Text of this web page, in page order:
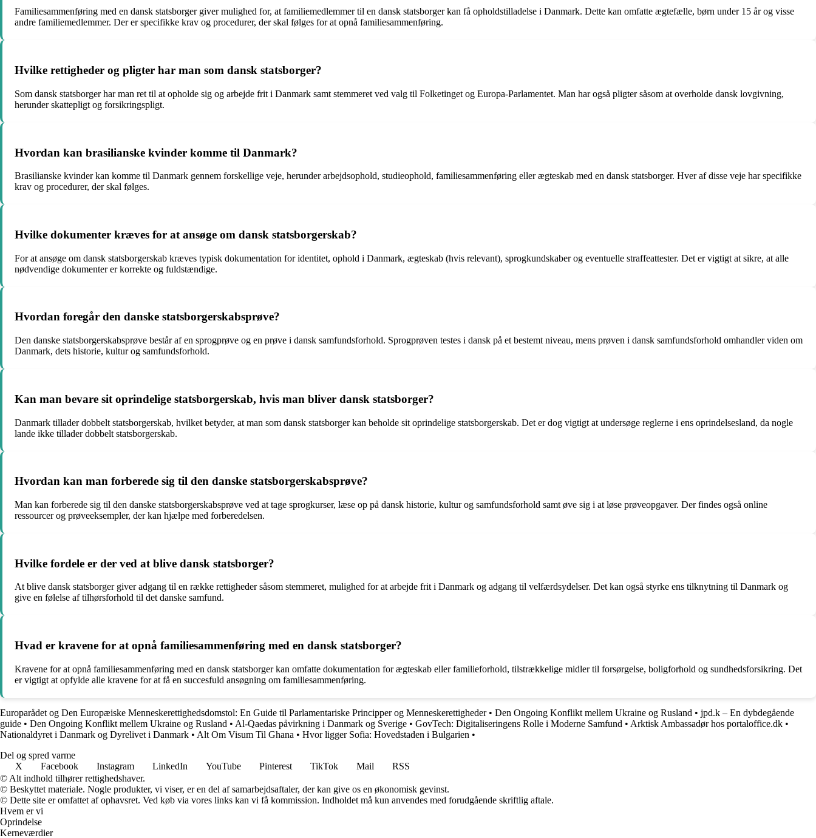
Familiesammenføring med en dansk statsborger giver mulighed for, at familiemedlemmer til en dansk statsborger kan få opholdstilladelse i Danmark. Dette kan omfatte ægtefælle, børn under 15 år og visse
andre familiemedlemmer. Der er specifikke krav og procedurer, der skal følges for at opnå familiesammenføring.
Hvilke rettigheder og pligter har man som dansk statsborger?
Som dansk statsborger har man ret til at opholde sig og arbejde frit i Danmark samt stemmeret ved valg til Folketinget og Europa-Parlamentet. Man har også pligter såsom at overholde dansk lovgivning,
herunder skattepligt og forsikringspligt.
Hvordan kan brasilianske kvinder komme til Danmark?
Brasilianske kvinder kan komme til Danmark gennem forskellige veje, herunder arbejdsophold, studieophold, familiesammenføring eller ægteskab med en dansk statsborger. Hver af disse veje har specifikke
krav og procedurer, der skal følges.
Hvilke dokumenter kræves for at ansøge om dansk statsborgerskab?
For at ansøge om dansk statsborgerskab kræves typisk dokumentation for identitet, ophold i Danmark, ægteskab (hvis relevant), sprogkundskaber og eventuelle straffeattester. Det er vigtigt at sikre, at alle
nødvendige dokumenter er korrekte og fuldstændige.
Hvordan foregår den danske statsborgerskabsprøve?
Den danske statsborgerskabsprøve består af en sprogprøve og en prøve i dansk samfundsforhold. Sprogprøven testes i dansk på et bestemt niveau, mens prøven i dansk samfundsforhold omhandler viden om
Danmark, dets historie, kultur og samfundsforhold.
Kan man bevare sit oprindelige statsborgerskab, hvis man bliver dansk statsborger?
Danmark tillader dobbelt statsborgerskab, hvilket betyder, at man som dansk statsborger kan beholde sit oprindelige statsborgerskab. Det er dog vigtigt at undersøge reglerne i ens oprindelsesland, da nogle
lande ikke tillader dobbelt statsborgerskab.
Hvordan kan man forberede sig til den danske statsborgerskabsprøve?
Man kan forberede sig til den danske statsborgerskabsprøve ved at tage sprogkurser, læse op på dansk historie, kultur og samfundsforhold samt øve sig i at løse prøveopgaver. Der findes også online
ressourcer og prøveeksempler, der kan hjælpe med forberedelsen.
Hvilke fordele er der ved at blive dansk statsborger?
At blive dansk statsborger giver adgang til en række rettigheder såsom stemmeret, mulighed for at arbejde frit i Danmark og adgang til velfærdsydelser. Det kan også styrke ens tilknytning til Danmark og
give en følelse af tilhørsforhold til det danske samfund.
Hvad er kravene for at opnå familiesammenføring med en dansk statsborger?
Kravene for at opnå familiesammenføring med en dansk statsborger kan omfatte dokumentation for ægteskab eller familieforhold, tilstrækkelige midler til forsørgelse, boligforhold og sundhedsforsikring. Det
er vigtigt at opfylde alle kravene for at få en succesfuld ansøgning om familiesammenføring.
Europarådet og Den Europæiske Menneskerettighedsdomstol: En Guide til Parlamentariske Principper og Menneskerettigheder• Den Ongoing Konflikt mellem Ukraine og Rusland • jpd.k – En dybdegående
guide • Den Ongoing Konflikt mellem Ukraine og Rusland • Al-Qaedas påvirkning i Danmark og Sverige • GovTech: Digitaliseringens Rolle i Moderne Samfund • Arktisk Ambassadør hos portaloffice.dk •
Nationaldyret i Danmark og Dyrelivet i Danmark • Alt Om Visum Til Ghana • Hvor ligger Sofia: Hovedstaden i Bulgarien •
Del og spred varme
X
Facebook Instagram LinkedIn YouTube Pinterest TikTok Mail
RSS
© Alt indhold tilhører rettighedshaver.
© Beskyttet materiale. Nogle produkter, vi viser, er en del af samarbejdsaftaler, der kan give os en økonomisk gevinst.
© Dette site er omfattet af ophavsret. Ved køb via vores links kan vi få kommission. Indholdet må kun anvendes med forudgående skriftlig aftale.
Hvem er vi
Oprindelse
Kerneværdier